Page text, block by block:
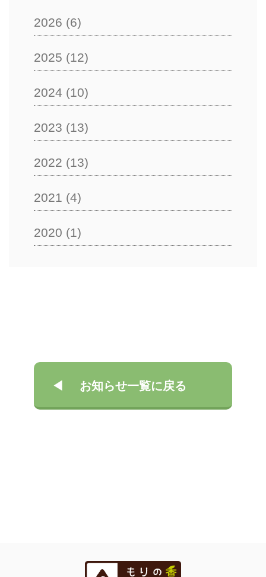
2026 (6)
2025 (12)
2024 (10)
2023 (13)
2022 (13)
2021 (4)
2020 (1)
お知らせ一覧に戻る